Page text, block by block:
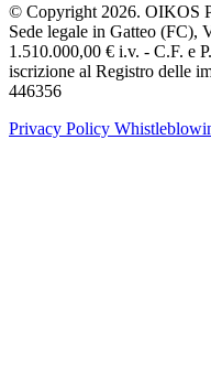
© Copyright 2026. OIKOS
Sede legale in Gatteo (FC),
1.510.000,00 € i.v. - C.F. e
iscrizione al Registro delle
446356
Privacy Policy